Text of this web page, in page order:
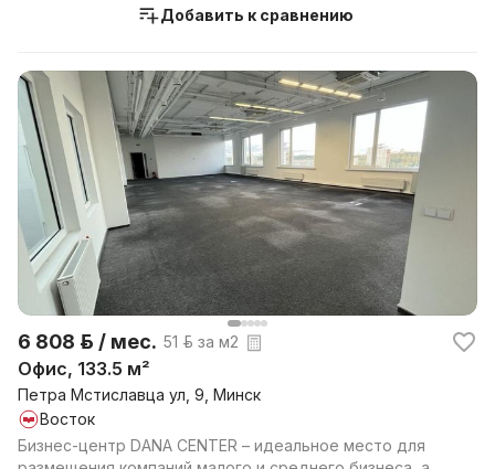
Добавить к сравнению
6 808 р. / мес. 51 р. за м2
Офис, 133.5 м²
Петра Мстиславца ул, 9, Минск
Восток
Бизнес-центр DANA CENTER – идеальное место для